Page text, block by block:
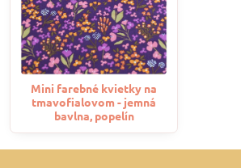
Mini farebné kvietky na
tmavofialovom - jemná
bavlna, popelín